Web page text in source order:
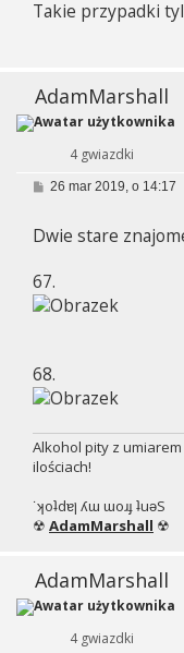
t
Takie przypadki
AdamMarshall
4 gwiazdki
P
t
26 mar 2019, o 14:17
Dwie stare
67.
68.
Alkohol pity z
ilościach!
˙ʞoʇdɐן ʎɯ ɯoɹɟ ʇuǝS
☢ AdamMarshall ☢
AdamMarshall
4 gwiazdki